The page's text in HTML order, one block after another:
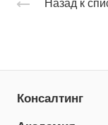
Назад к
Консалтинг